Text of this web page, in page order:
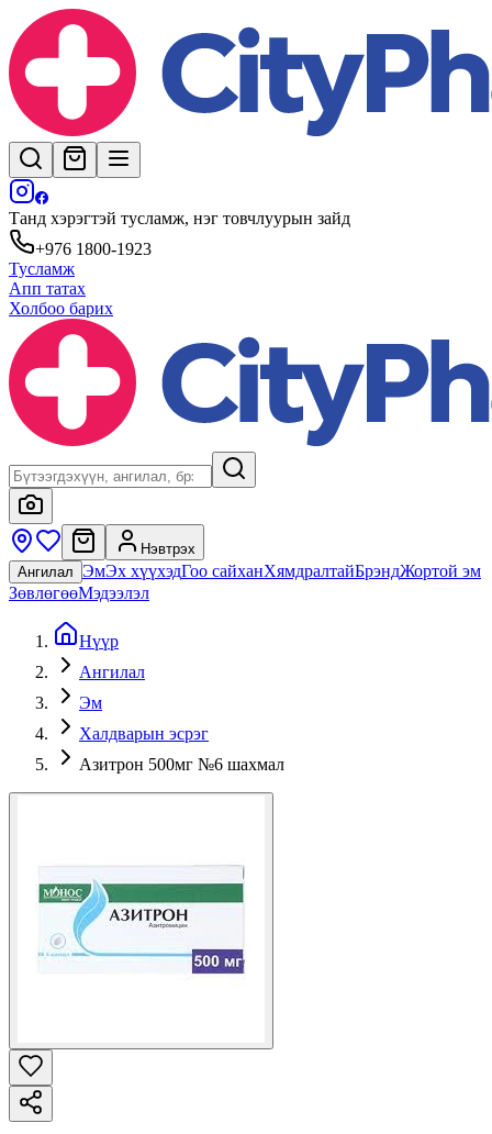
Танд хэрэгтэй тусламж, нэг товчлуурын зайд
+976 1800-1923
Тусламж
Апп татах
Холбоо барих
Нэвтрэх
Ангилал ЭмЭх хүүхэдГоо сайханХямдралтайБрэндЖортой эм
ЗөвлөгөөМэдээлэл
Нүүр
Ангилал
Эм
Халдварын эсрэг
Азитрон 500мг №6 шахмал